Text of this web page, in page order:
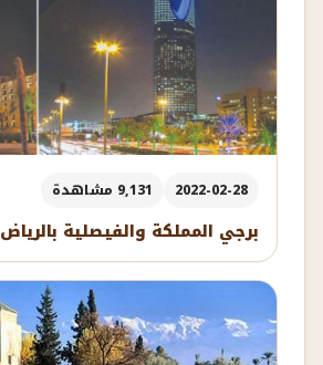
2022-02-28 9,131 مشاهدة
برجي المملكة والفيصلية بالرياض